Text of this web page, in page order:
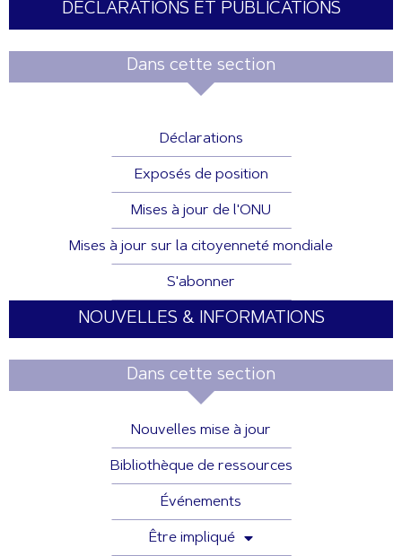
DÉCLARATIONS ET PUBLICATIONS
Dans cette section
Déclarations
Exposés de position
Mises à jour de l'ONU
Mises à jour sur la citoyenneté mondiale
S'abonner
NOUVELLES & INFORMATIONS
Dans cette section
Nouvelles mise à jour
Bibliothèque de ressources
Événements
Être impliqué